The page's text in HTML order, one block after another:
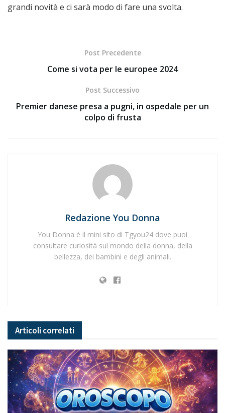
grandi novità e ci sarà modo di fare una svolta.
Post Precedente
Come si vota per le europee 2024
Post Successivo
Premier danese presa a pugni, in ospedale per un
colpo di frusta
Redazione You Donna
You Donna è il mini sito di Tgyou24 dove puoi
consultare curiosità sul mondo della donna, della
bellezza, dei bambini e degli animali.
Articoli correlati